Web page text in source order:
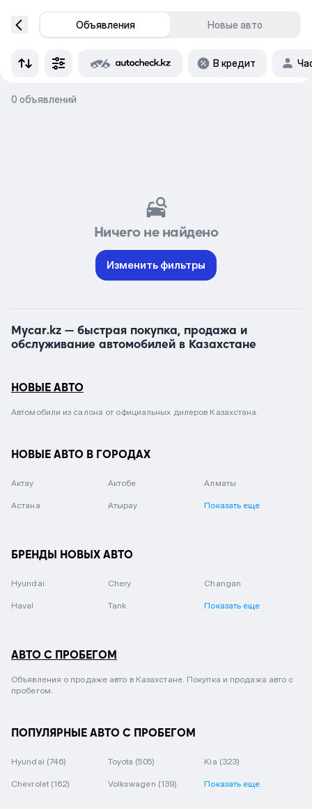
Объявления Новые авто
В кредит
0 объявлений
Ничего не найдено
Изменить фильтры
Mycar.kz — быстрая покупка, продажа и
обслуживание автомобилей в Казахстане
НОВЫЕ АВТО
Автомобили из салона от официальных дилеров Казахстана.
НОВЫЕ АВТО В ГОРОДАХ
Актау Актобе Алматы
Астана Атырау Показать еще
БРЕНДЫ НОВЫХ АВТО
Hyundai Chery Changan
Haval Tank Показать еще
АВТО С ПРОБЕГОМ
Объявления о продаже авто в Казахстане. Покупка и продажа авто с
пробегом.
ПОПУЛЯРНЫЕ АВТО С ПРОБЕГОМ
Hyundai (746) Toyota (505) Kia (323)
Chevrolet (162) Volkswagen (139) Показать еще